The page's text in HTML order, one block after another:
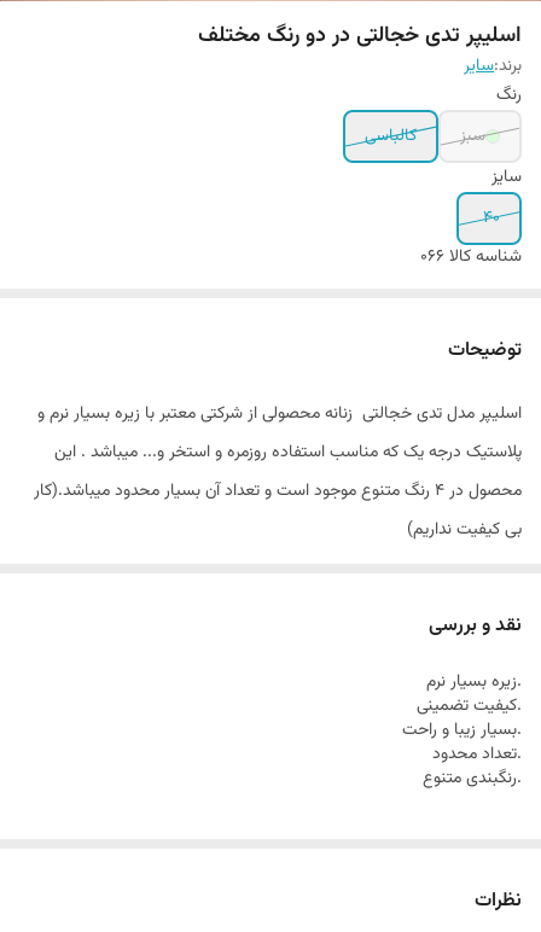
اسلیپر تدی خجالتی در دو رنگ مختلف
برند:سایر
رنگ
سبز
کالباسی
سایز
40
شناسه کالا 066
توضیحات
اسلیپر مدل تدی خجالتی زنانه محصولی از شرکتی معتبر با زیره بسیار نرم و
پلاستیک درجه یک که مناسب استفاده روزمره و استخر و... میباشد . این
محصول در 4 رنگ متنوع موجود است و تعداد آن بسیار محدود میباشد.(کار
بی کیفیت نداریم)
نقد و بررسی
.زیره بسیار نرم
.کیفیت تضمینی
.بسیار زیبا و راحت
.تعداد محدود
.رنگبندی متنوع
نظرات